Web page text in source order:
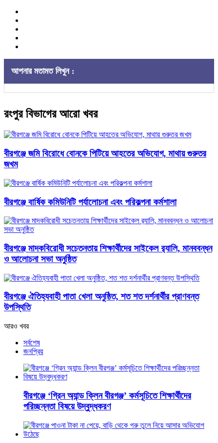
আপনার মতামত লিখুন :
রংপুর বিভাগের আরো খবর
বীরগঞ্জে জমি বিরোধে বোনকে পিটিয়ে আহতের অভিযোগ, মাথায় গুরুতর
জখম
বীরগঞ্জে বার্ষিক কমিউনিটি পর্যালোচনা এবং পরিকল্পনা কর্মশালা
বীরগঞ্জে মাদকবিরোধী সচেতনতায় শিক্ষার্থীদের সাইকেল র‌্যালি, মানববন্ধন
ও আলোচনা সভা অনুষ্ঠিত
বীরগঞ্জে ঐতিহ্যবাহী পাতা খেলা অনুষ্ঠিত, শত শত দর্শনার্থীর প্রাণবন্ত
উপস্থিতি
আরও খবর
সর্বশেষ
জনপ্রিয়
বীরগঞ্জে ‘গ্রিন অ্যান্ড ক্লিন বীরগঞ্জ’ কর্মসূচিতে শিক্ষার্থীদের
পরিচ্ছন্নতা বিষয়ে উদ্বুদ্ধকরণ